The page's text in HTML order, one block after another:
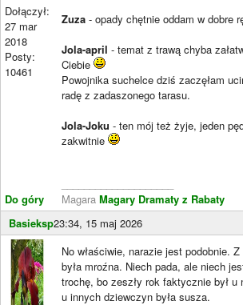
Dołączył:
27 mar
2018
Posty:
10461
Do góry
Zuza - opady chętnie oddam w dobre
Jola-april - temat z trawą chyba
Ciebie
Powojnika suchelce dziś zaczęłam
radę z zadaszonego tarasu.
Jola-Joku - ten mój też żyje, jeden
zakwitnie
Magara Magary Dramaty z Rabaty
Basieksp23:34, 15 maj 2026
No właściwie, narazie jest podobnie.
była mroźna. Niech pada, ale niech
trochę, bo zeszły rok faktycznie był u
u innych dziewczyn była susza.